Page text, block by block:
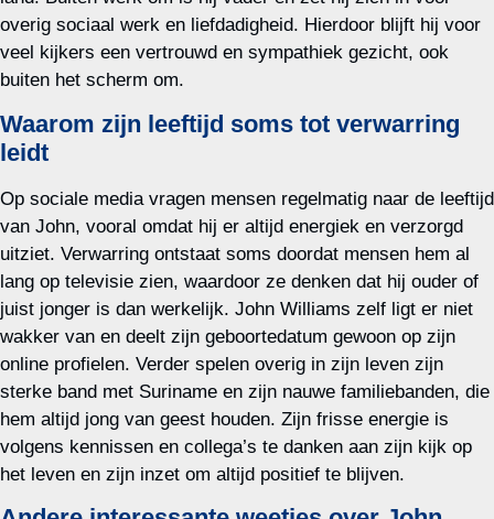
overig sociaal werk en liefdadigheid. Hierdoor blijft hij voor
veel kijkers een vertrouwd en sympathiek gezicht, ook
buiten het scherm om.
Waarom zijn leeftijd soms tot verwarring
leidt
Op sociale media vragen mensen regelmatig naar de leeftijd
van John, vooral omdat hij er altijd energiek en verzorgd
uitziet. Verwarring ontstaat soms doordat mensen hem al
lang op televisie zien, waardoor ze denken dat hij ouder of
juist jonger is dan werkelijk. John Williams zelf ligt er niet
wakker van en deelt zijn geboortedatum gewoon op zijn
online profielen. Verder spelen overig in zijn leven zijn
sterke band met Suriname en zijn nauwe familiebanden, die
hem altijd jong van geest houden. Zijn frisse energie is
volgens kennissen en collega’s te danken aan zijn kijk op
het leven en zijn inzet om altijd positief te blijven.